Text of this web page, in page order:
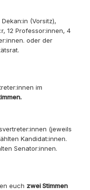
(Vorsitz),
12 Professor:innen, 4
oder der
im
(jeweils
Kandidat:innen.
Senator:innen.
euch zwei Stimmen